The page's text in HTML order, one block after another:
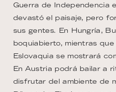
Guerra de Independencia
devastó el paisaje, pero
sus gentes. En Hungría,
boquiabierto, mientras
Eslovaquia se mostrará
En Austria podrá bailar a
disfrutar del ambiente de